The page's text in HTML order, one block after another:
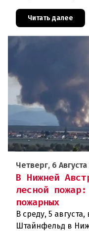
масштабное
Читать далее
Четверг, 6 Августа
В Нижней
лесной
пожарных
В среду, 5
Штайнфельд в